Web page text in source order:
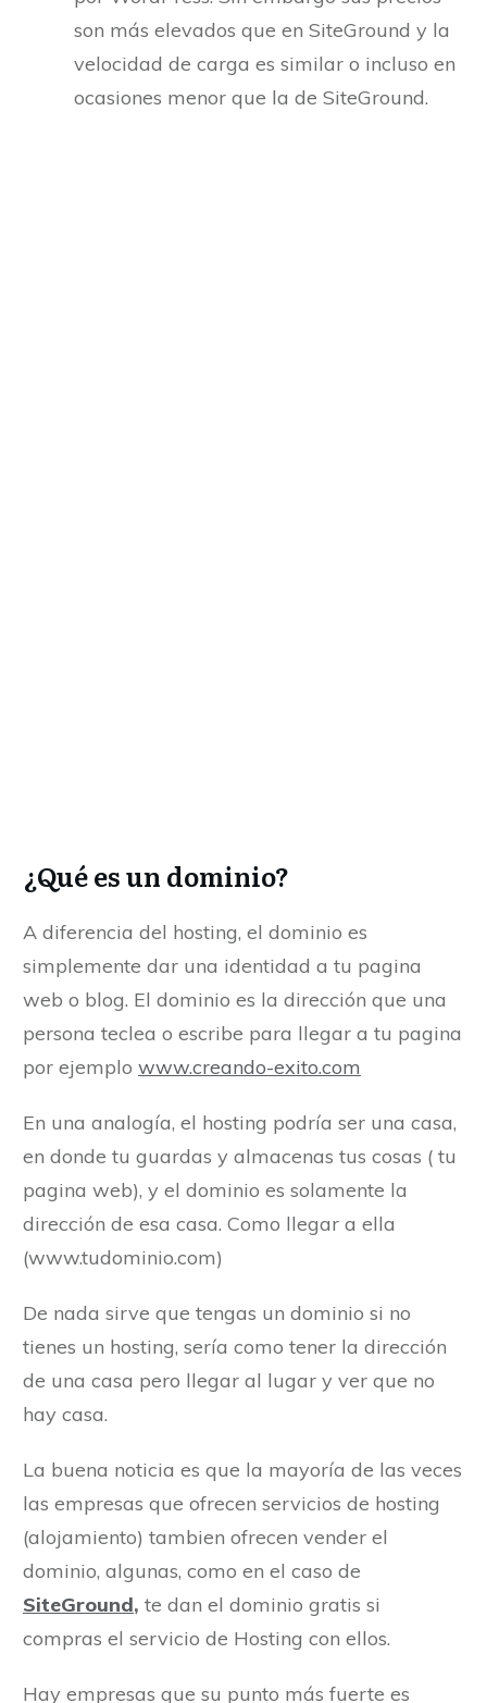
son más elevados que en SiteGround y la
velocidad de carga es similar o incluso en
ocasiones menor que la de SiteGround.
¿Qué es un dominio?
A diferencia del hosting, el dominio es
simplemente dar una identidad a tu pagina
web o blog. El dominio es la dirección que una
persona teclea o escribe para llegar a tu pagina
por ejemplo www.creando-exito.com
En una analogía, el hosting podría ser una casa,
en donde tu guardas y almacenas tus cosas ( tu
pagina web), y el dominio es solamente la
dirección de esa casa. Como llegar a ella
(www.tudominio.com)
De nada sirve que tengas un dominio si no
tienes un hosting, sería como tener la dirección
de una casa pero llegar al lugar y ver que no
hay casa.
La buena noticia es que la mayoría de las veces
las empresas que ofrecen servicios de hosting
(alojamiento) tambien ofrecen vender el
dominio, algunas, como en el caso de
SiteGround, te dan el dominio gratis si
compras el servicio de Hosting con ellos.
Hay empresas que su punto más fuerte es